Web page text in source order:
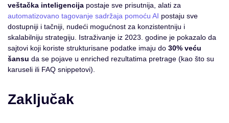
veštačka inteligencija postaje sve prisutnija, alati za
automatizovano tagovanje sadržaja pomoću AI postaju sve
dostupniji i tačniji, nudeći mogućnost za konzistentniju i
skalabilniju strategiju. Istraživanje iz 2023. godine je pokazalo da
sajtovi koji koriste strukturisane podatke imaju do 30% veću
šansu da se pojave u enriched rezultatima pretrage (kao što su
karuseli ili FAQ snippetovi).
Zaključak